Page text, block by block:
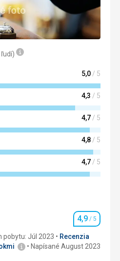
automaticky pomocou
5,0 / 5
4,3 / 5
4,7 / 5
4,8 / 5
4,7 / 5
Hodnotenie
4,9 / 5
pobytu: Júl 2023
Recenzia
Napísané August 2023